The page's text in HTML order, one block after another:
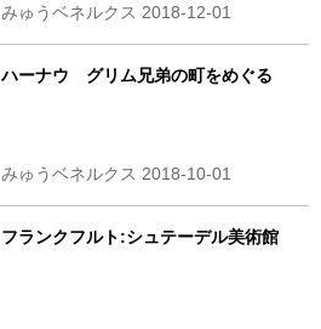
みゅうベネルクス 2018-12-01
ハーナウ グリム兄弟の町をめぐる
みゅうベネルクス 2018-10-01
フランクフルト:シュテーデル美術館